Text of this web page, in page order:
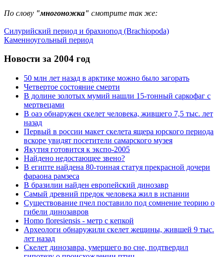
По слову "многоножка" смотрите так же:
Силурийский период и брахиопод (Brachiopoda)
Каменноугольный период
Новости за 2004 год
50 млн лет назад в арктике можно было загорать
Четвертое состояние смерти
В долине золотых мумий нашли 15-тонный саркофаг с
мертвецами
В оаэ обнаружен скелет человека, жившего 7,5 тыс. лет
назад
Первый в россии макет скелета ящера юрского периода
вскоре увидят посетители самарского музея
Якутия готовится к экспо-2005
Найдено недостающее звено?
В египте найдена 80-тонная статуя прекрасной дочери
фараона рамзеса
В бразилии найден европейский динозавр
Самый древний предок человека жил в испании
Существование пчел поставило под сомнение теорию о
гибели динозавров
Homo floresiensis - метр с кепкой
Археологи обнаружили скелет жещины, жившей 9 тыс.
лет назад
Скелет динозавра, умершего во сне, подтвердил